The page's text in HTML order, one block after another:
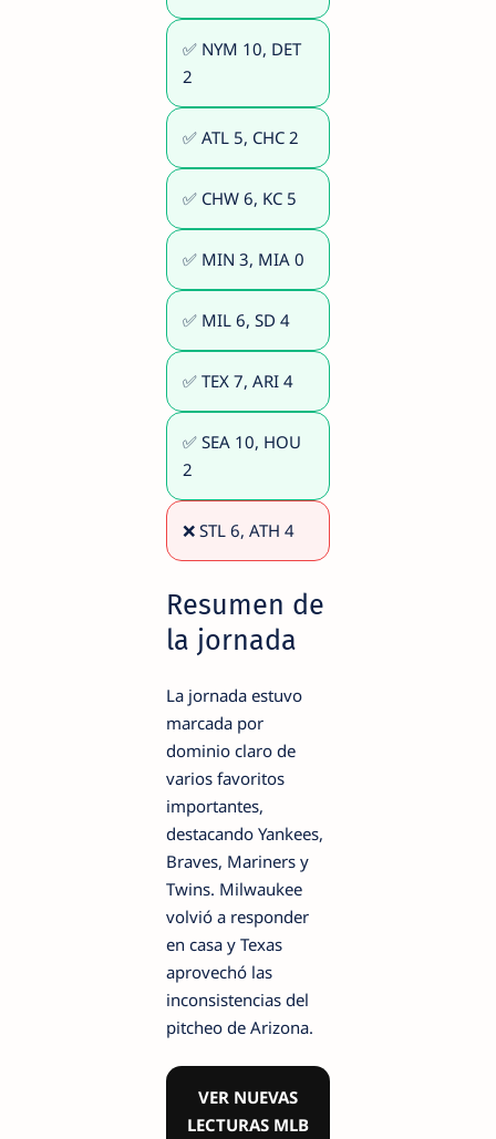
✅ NYM 10, DET
2
✅ ATL 5, CHC 2
✅ CHW 6, KC 5
✅ MIN 3, MIA 0
✅ MIL 6, SD 4
✅ TEX 7, ARI 4
✅ SEA 10, HOU
2
❌ STL 6, ATH 4
Resumen de
la jornada
La jornada estuvo
marcada por
dominio claro de
varios favoritos
importantes,
destacando Yankees,
Braves, Mariners y
Twins. Milwaukee
volvió a responder
en casa y Texas
aprovechó las
inconsistencias del
pitcheo de Arizona.
VER NUEVAS
LECTURAS MLB